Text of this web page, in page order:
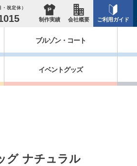
祝定休）
制作実績 会社概要 ご利用ガイド
ブルゾン・コート
イベントグッズ
グ ナチュラル